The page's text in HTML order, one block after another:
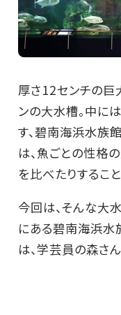
厚さ12センチの巨
ンの大水槽。中に
す、碧南海浜水族
は、魚ごとの性格
を比べたりするこ
今回は、そんな大
にある碧南海浜水
は、学芸員の森さん